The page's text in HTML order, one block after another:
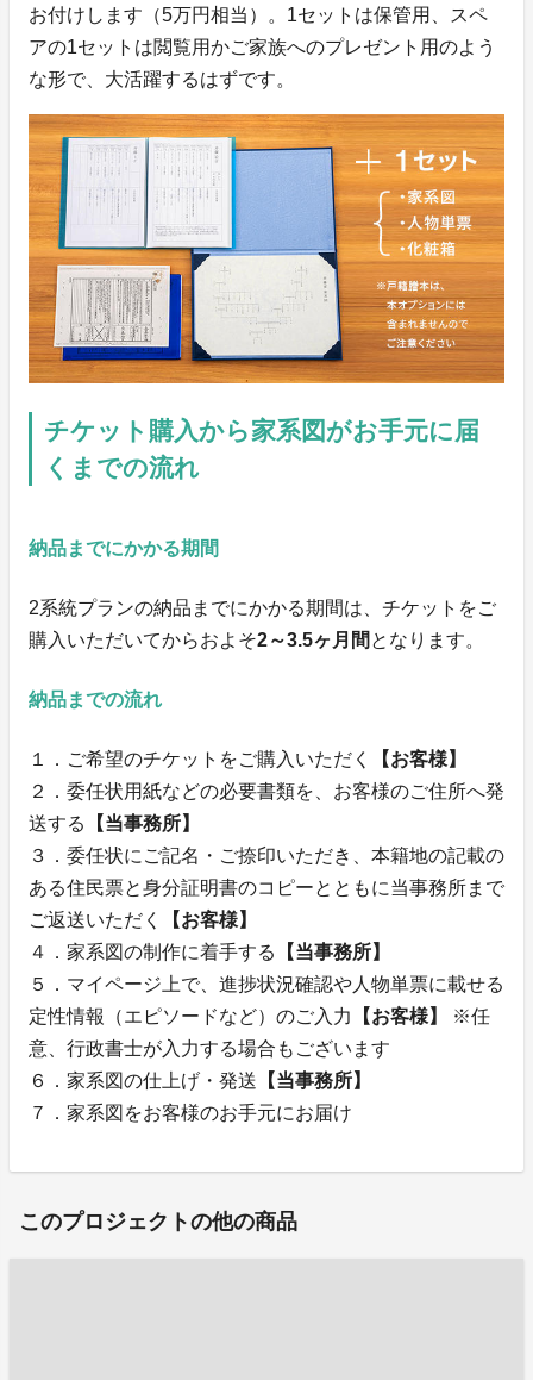
お付けします（5万円相当）。1セットは保管用、スペ
アの1セットは閲覧用かご家族へのプレゼント用のよう
な形で、大活躍するはずです。
チケット購入から家系図がお手元に届
くまでの流れ
納品までにかかる期間
2系統プランの納品までにかかる期間は、チケットをご
購入いただいてからおよそ2～3.5ヶ月間 となります。
納品までの流れ
１．ご希望のチケットをご購入いただく
【お客様】
２．委任状用紙などの必要書類を、お客様のご住所へ発
送する
【当事務所】
３．委任状にご記名・ご捺印いただき、本籍地の記載の
ある住民票と身分証明書のコピーとともに当事務所まで
ご返送いただく
【お客様】
４．家系図の制作に着手する
【当事務所】
５．マイページ上で、進捗状況確認や人物単票に載せる
定性情報（エピソードなど）のご入力
【お客様】
※任
意、行政書士が入力する場合もございます
６．家系図の仕上げ・発送 【当事務所】
７．家系図をお客様のお手元にお届け
このプロジェクトの他の商品